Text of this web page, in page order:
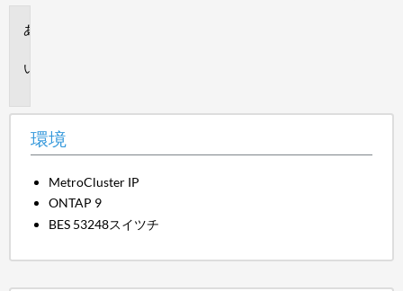
環境
MetroCluster IP
ONTAP 9
BES 53248スイツチ